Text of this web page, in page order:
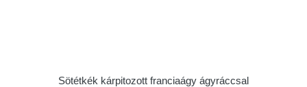
Sötétkék kárpitozott franciaágy ágyráccsal